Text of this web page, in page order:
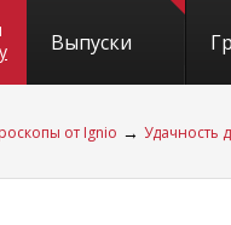
Выпуски
от Ignio → Удачность